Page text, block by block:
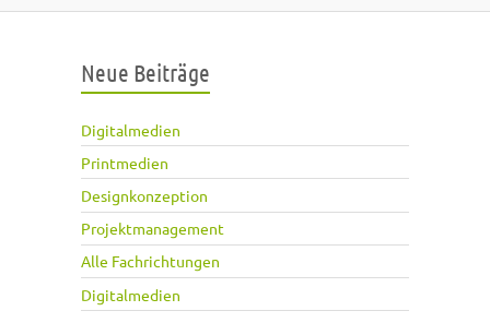
Neue Beiträge
Digitalmedien
Printmedien
Designkonzeption
Projektmanagement
Alle Fachrichtungen
Digitalmedien